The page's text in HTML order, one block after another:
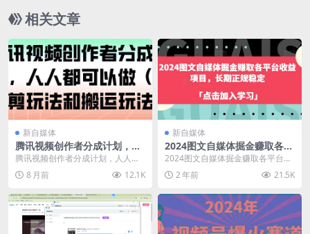
相关文章
新自媒体
腾讯视频创作者分成计划，人
人都可以做(附混剪玩法和搬运
玩法)
腾讯视频创作者分成计划，人人都
可以做（附混剪玩法和搬运玩法）
项目介绍： 最近刷...
8 月前 12.1K
新自媒体
2024图文自媒体掘金赚取各平
台收益项目，长期正规稳定
2024图文自媒体掘金赚取各平台收
益项目，长期正规稳定 之前有分享
我测试图文自媒...
2 年前 21.5K